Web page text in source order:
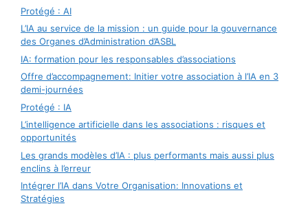
Protégé : AI
L’IA au service de la mission : un guide pour la gouvernance
des Organes d’Administration d’ASBL
IA: formation pour les responsables d’associations
Offre d’accompagnement: Initier votre association à l’IA en 3
demi-journées
Protégé : IA
L’intelligence artificielle dans les associations : risques et
opportunités
Les grands modèles d’IA : plus performants mais aussi plus
enclins à l’erreur
Intégrer l’IA dans Votre Organisation: Innovations et
Stratégies